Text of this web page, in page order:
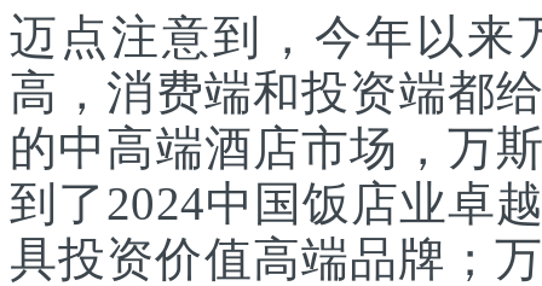
迈点注意到，今年以来
高，消费端和投资端都
的中高端酒店市场，万
到了2024中国饭店业卓
具投资价值高端品牌；